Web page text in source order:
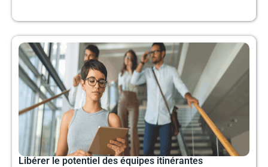
Libérer le potentiel des équipes itinérantes